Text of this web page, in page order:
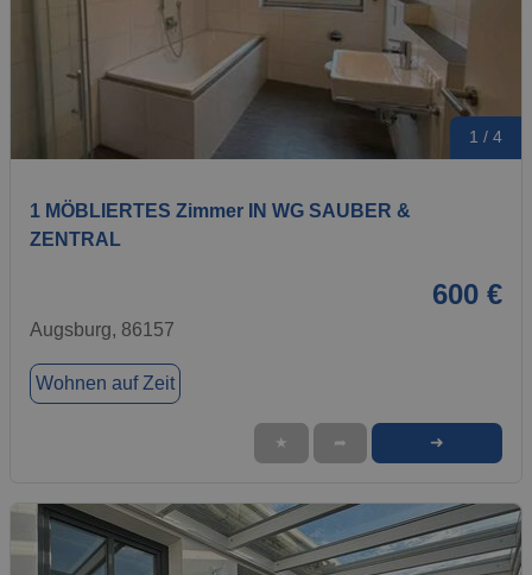
1 / 4
1 MÖBLIERTES Zimmer IN WG SAUBER &
ZENTRAL
600 €
Augsburg, 86157
Wohnen auf Zeit
★ ➦ ➜